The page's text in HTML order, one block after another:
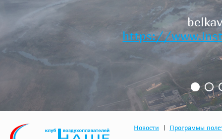
https://
1 2
Новости | Программы